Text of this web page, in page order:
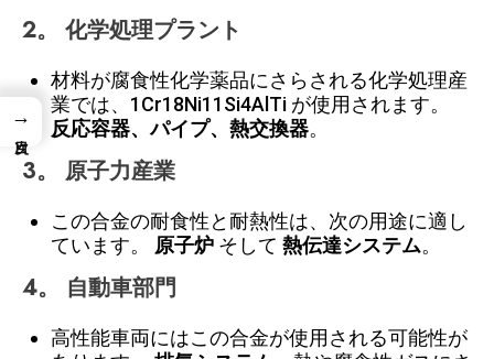
2。 化学処理プラント
材料が腐食性化学薬品にさらされる化学処理産
業では、1Cr18Ni11Si4AlTi が使用されます。
反応容器、パイプ、熱交換器。
3。 原子力産業
この合金の耐食性と耐熱性は、次の用途に適し
ています。 原子炉 そして 熱伝達システム。
4。 自動車部門
高性能車両にはこの合金が使用される可能性が
→